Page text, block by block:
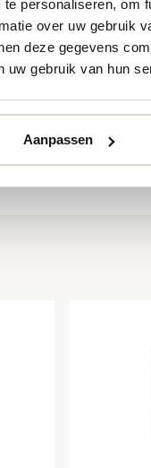
personaliseren, om
over uw gebruik
deze gegevens
uw gebruik van hun
Aanpassen